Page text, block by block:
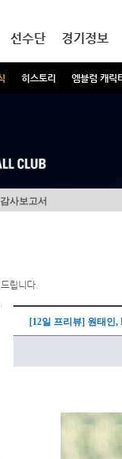
히스토리 엠블럼 캐릭
선수단 경기정보
사보고서
립니다.
[12일 프리뷰] 원태인